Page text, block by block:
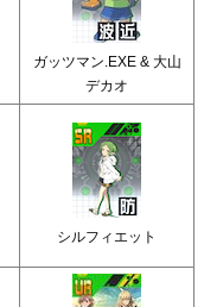
ガッツマン.EXE & 大山
デカオ
シルフィエット